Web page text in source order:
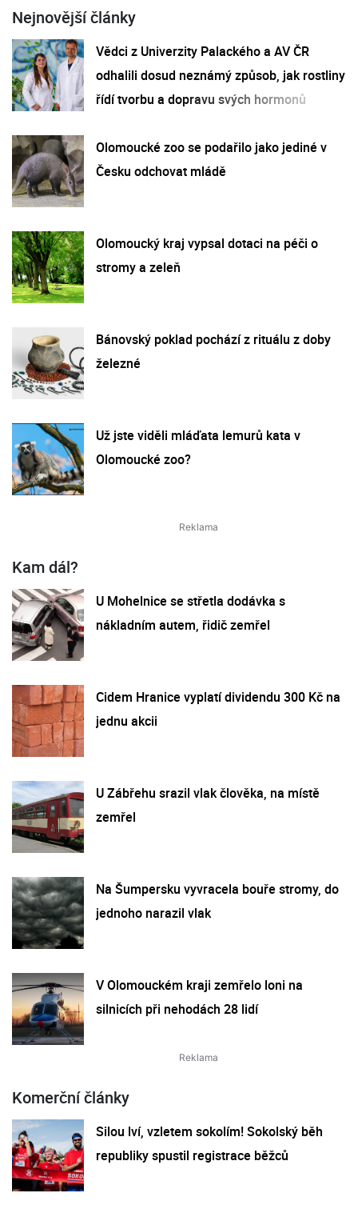
Nejnovější články
Vědci z Univerzity Palackého a AV ČR
odhalili dosud neznámý způsob, jak rostliny
řídí tvorbu a dopravu svých hormonů
Olomoucké zoo se podařilo jako jediné v
Česku odchovat mládě
Olomoucký kraj vypsal dotaci na péči o
stromy a zeleň
Bánovský poklad pochází z rituálu z doby
železné
Už jste viděli mláďata lemurů kata v
Olomoucké zoo?
Kam dál?
U Mohelnice se střetla dodávka s
nákladním autem, řidič zemřel
Cidem Hranice vyplatí dividendu 300 Kč na
jednu akcii
U Zábřehu srazil vlak člověka, na místě
zemřel
Na Šumpersku vyvracela bouře stromy, do
jednoho narazil vlak
V Olomouckém kraji zemřelo loni na
silnicích při nehodách 28 lidí
Komerční články
Silou lví, vzletem sokolím! Sokolský běh
republiky spustil registrace běžců